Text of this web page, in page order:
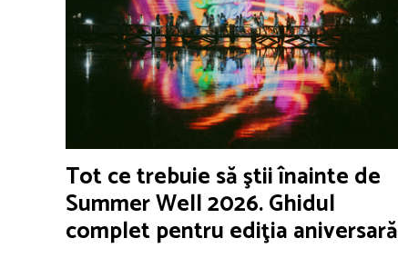
Tot ce trebuie să ştii înainte de
Summer Well 2026. Ghidul
complet pentru ediţia aniversară